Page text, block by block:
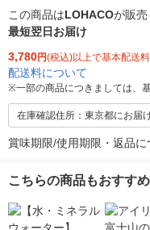
この商品はLOHACOが販売
最短翌日お届け
3,780円(税込)以上で基本配送料
配送料について
※一部の商品につきましては、
在庫確認住所：東京都にお届
賞味期限/使用期限・返品に
こちらの商品もおすすめ